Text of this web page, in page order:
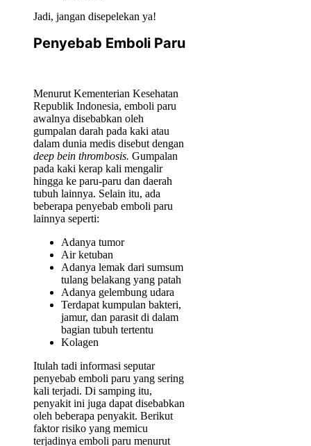
Jadi, jangan disepelekan ya!
Penyebab Emboli Paru
Menurut Kementerian Kesehatan
Republik Indonesia, emboli paru
awalnya disebabkan oleh
gumpalan darah pada kaki atau
dalam dunia medis disebut dengan
deep bein thrombosis. Gumpalan
pada kaki kerap kali mengalir
hingga ke paru-paru dan daerah
tubuh lainnya. Selain itu, ada
beberapa penyebab emboli paru
lainnya seperti:
Adanya tumor
Air ketuban
Adanya lemak dari sumsum
tulang belakang yang patah
Adanya gelembung udara
Terdapat kumpulan bakteri,
jamur, dan parasit di dalam
bagian tubuh tertentu
Kolagen
Itulah tadi informasi seputar
penyebab emboli paru yang sering
kali terjadi. Di samping itu,
penyakit ini juga dapat disebabkan
oleh beberapa penyakit. Berikut
faktor risiko yang memicu
terjadinya emboli paru menurut